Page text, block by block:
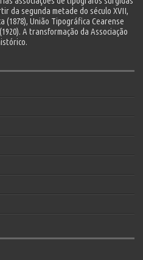
da segunda metade do século XVII,
(1878), União Tipográfica Cearense
A transformação da Associação